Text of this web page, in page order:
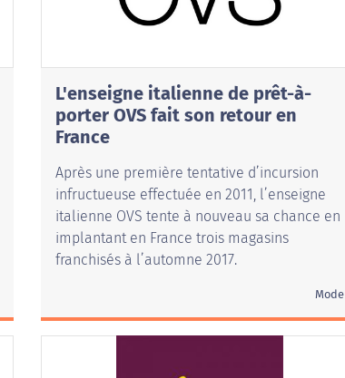
L'enseigne italienne de prêt-à-
porter OVS fait son retour en
France
Après une première tentative d’incursion
infructueuse effectuée en 2011, l’enseigne
italienne OVS tente à nouveau sa chance en
implantant en France trois magasins
franchisés à l’automne 2017.
Mode